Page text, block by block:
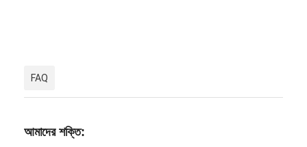
স্টাইলিশ দম্পতি ঘড়ি
ওয়াচ রিপেয়ার পার্টস
FAQ
আমাদের শক্তি: